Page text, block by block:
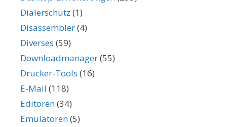
Dialerschutz (1)
Disassembler(4)
Diverses (59)
Downloadmanager(55)
Drucker-Tools (16)
E-Mail (118)
Editoren(34)
Emulatoren(5)